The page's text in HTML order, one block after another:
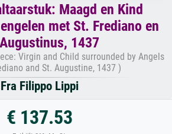
Maagd en Kind
met St. Frediano en
1437
Virgin and Child surrounded by Angels
and St. Augustine, 1437 )
Fra Filippo Lippi
€ 137.53